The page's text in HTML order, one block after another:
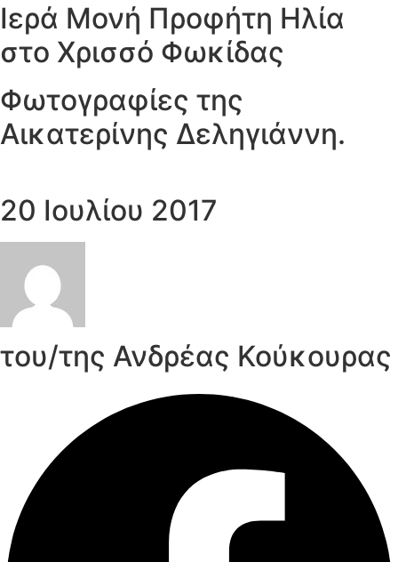
Ιερά Μονή Προφήτη Ηλία
στο Χρισσό Φωκίδας
Φωτογραφίες της
Αικατερίνης Δεληγιάννη.
20 Ιουλίου 2017
του/της Ανδρέας Κούκουρας